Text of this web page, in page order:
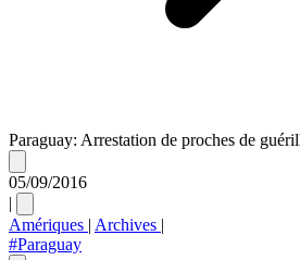
Paraguay: Arrestation de proches de
05/09/2016
|
Amériques | Archives |
#Paraguay